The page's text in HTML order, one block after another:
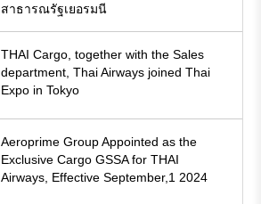
สาธารณรัฐเยอรมนี
THAI Cargo, together with the Sales
department, Thai Airways joined Thai
Expo in Tokyo
Aeroprime Group Appointed as the
Exclusive Cargo GSSA for THAI
Airways, Effective September,1 2024